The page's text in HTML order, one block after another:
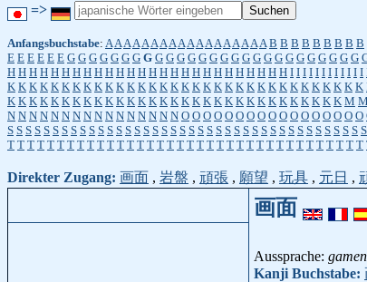
=>
Anfangsbuchstabe: A A A A A A A A A A A A A A A A A A B B B B B B B B B
E E E E E E G G G G G G G G G G G G G G G G G G G G G G G G G G G
H H H H H H H H H H H H H H H H H H H H H H H H H H I I I I I I I I I I I I
K K K K K K K K K K K K K K K K K K K K K K K K K K K K K K K K K
K K K K K K K K K K K K K K K K K K K K K K K K K K K K K K K M M
N N N N N N N N N N N N N N N N O O O O O O O O O O O O O O O O O
S S S S S S S S S S S S S S S S S S S S S S S S S S S S S S S S S S S S S S S S
T T T T T T T T T T T T T T T T T T T T T T T T T T T T T T T T T T T T
Direkter Zugang: 画面 , 岩盤 , 頑張 , 願望 , 玩具 , 元日 ,
画面
Aussprache: gamen
Kanji Buchstabe: